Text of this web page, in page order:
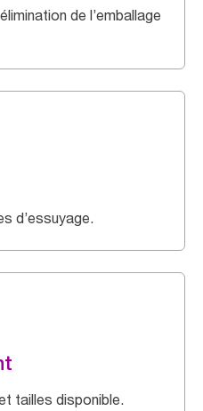
de l’emballage
d’essuyage.
tailles disponible.